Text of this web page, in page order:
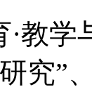
·教
究”